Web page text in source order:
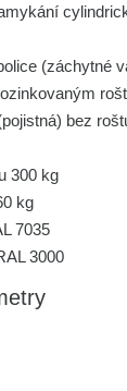
(záchytné
bez
300 kg
kg
7035
3000